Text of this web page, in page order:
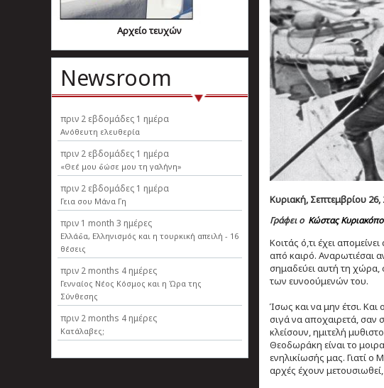
Αρχείο τευχών
Newsroom
πριν 2 εβδομάδες 1 ημέρα
Ανόθευτη ελευθερία
πριν 2 εβδομάδες 1 ημέρα
«Θεέ μου δώσε μου τη γαλήνη»
πριν 2 εβδομάδες 1 ημέρα
Γεια σου Μάνα Γη
πριν 1 month 3 ημέρες
Ελλάδα, Ελληνισµός και η τουρκική απειλή - 16
θέσεις
πριν 2 months 4 ημέρες
Γενναίος Νέος Κόσμος και η Ώρα της
Σύνθεσης
πριν 2 months 4 ημέρες
Κατάλαβες;
Κυριακή, Σεπτεμβρίου 26,
Γράφει ο Κώστας
Κοιτάς ό,τι έχει
από καιρό. Αναρωτιέσαι
σημαδεύει αυτή τη χώρα,
των ευνοούμενών του.
Ίσως και να μην έτσι.
σιγά να αποχαιρετά, σαν
κλείσουν, ημιτελή
Θεοδωράκη είναι το
ενηλικίωσής μας. Γιατί ο
αρχές έχουν